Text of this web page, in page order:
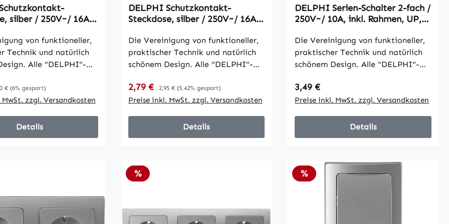
silber / 250V~/ 16A,
von funktioneller,
Technik und natürlich
Alle "DELPHI"-
geeignet und mit
hochglänzenden
für
saubere Montage,
• Steckdose
80x80mm,
25mm
Preis:
€ (6% gespart)
zzgl. Versandkosten
Details
DELPHI Schutzkontakt-
Steckdose, silber / 250V~/ 16A,
Die Vereinigung von funktioneller,
praktischer Technik und natürlich
schönem Design. Alle "DELPHI"-
Quermontage geeignet und mit
einer eleganten hochglänzenden
ohne Schraubbefestigung für
schnelle und saubere Montage,
Einstecksicherung • Steckdose
Maße ohne Rahmen: 71x71mm,
Verkaufspreis:
2,79 € Regulärer Preis:
2,95 € (5.42% gespart)
Preise inkl. MwSt. zzgl. Versandkosten
Details
DELPHI Serien-Schalter 2-fach /
250V~/ 10A, inkl. Rahmen, UP,
Die Vereinigung von funktioneller,
praktischer Technik und natürlich
schönem Design. Alle "DELPHI"-
Quermontage geeignet und mit
einer eleganten hochglänzenden
Schraubanschluss • Maße mit
Rahmen: 80x80mm, Einbautiefe
Regulärer Preis:
3,49 €
Preise inkl. MwSt. zzgl. Versandkosten
Details
Rabatt
% Rabatt
%